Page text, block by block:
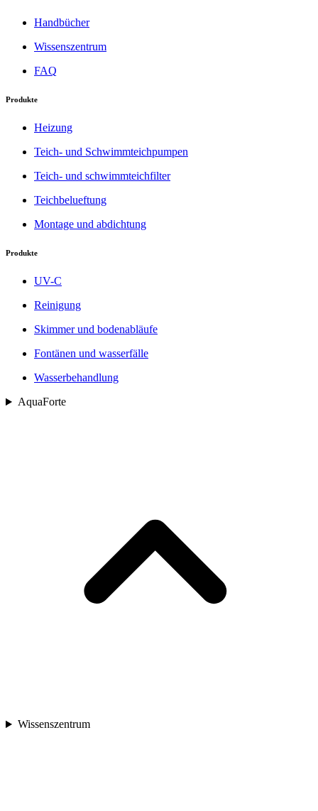
Handbücher
Wissenszentrum
FAQ
Produkte
Heizung
Teich- und Schwimmteichpumpen
Teich- und schwimmteichfilter
Teichbelueftung
Montage und abdichtung
Produkte
UV-C
Reinigung
Skimmer und bodenabläufe
Fontänen und wasserfälle
Wasserbehandlung
AquaForte
Wissenszentrum